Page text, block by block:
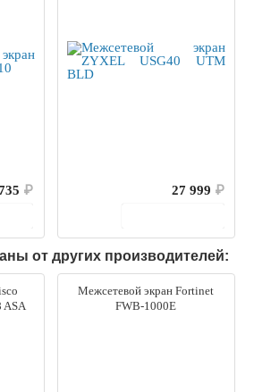
₽
27 999 ₽
от других производителей:
ASA
Межсетевой экран Fortinet
FWB-1000E